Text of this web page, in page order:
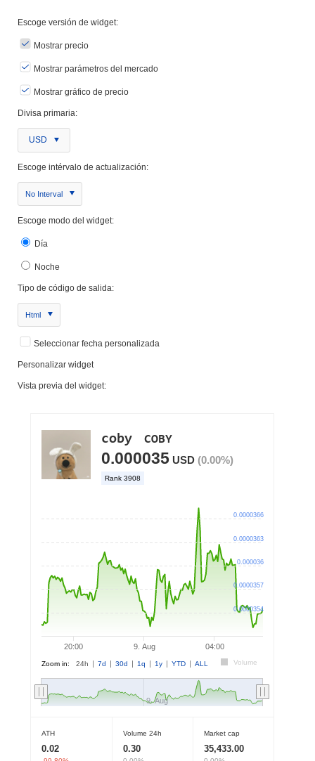
Escoge versión de widget:
Mostrar precio
Mostrar parámetros del mercado
Mostrar gráfico de precio
Divisa primaria:
USD
Escoge intérvalo de actualización:
No Interval
Escoge modo del widget:
Día
Noche
Tipo de código de salida:
Html
Seleccionar fecha personalizada
Personalizar widget
Vista previa del widget: